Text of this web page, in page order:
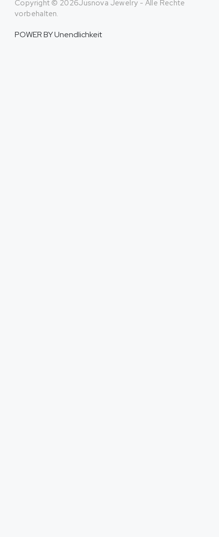
Copyright © 2026Jusnova Jewelry - Alle Rechte
vorbehalten.
POWER BYUnendlichkeit